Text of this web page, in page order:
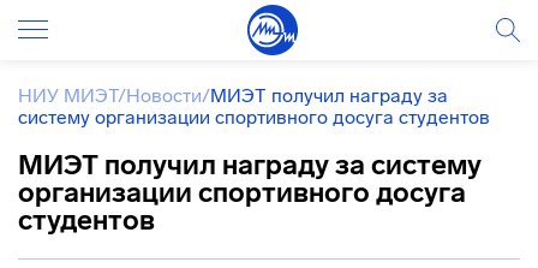
НИУ МИЭТ/Новости/МИЭТ получил награду за
систему организации спортивного досуга студентов
МИЭТ получил награду за систему
организации спортивного досуга
студентов